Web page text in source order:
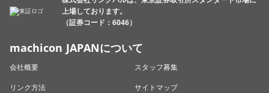
上場しております。
（証券コード：6046）
machicon JAPANについて
会社概要
スタッフ募集
リンク方法
サイトマップ